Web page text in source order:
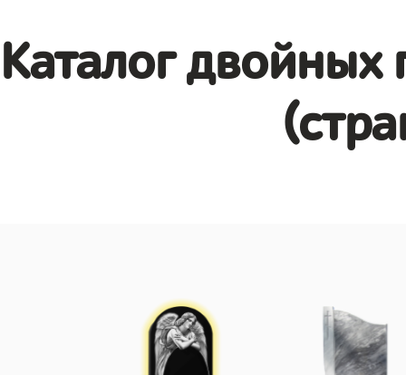
Каталог двойных